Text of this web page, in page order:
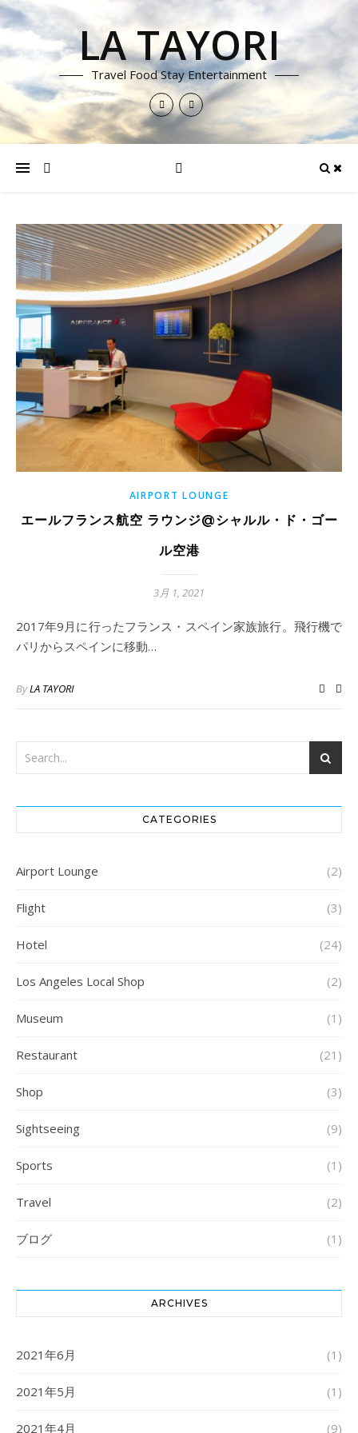
LA TAYORI
Travel Food Stay Entertainment
AIRPORT LOUNGE
エールフランス航空 ラウンジ@シャルル・ド・ゴー
ル空港
3月 1, 2021
2017年9月に行ったフランス・スペイン家族旅行。飛行機で
パリからスペインに移動…
ByLA TAYORI
CATEGORIES
Airport Lounge (2)
Flight (3)
Hotel (24)
Los Angeles Local Shop (2)
Museum (1)
Restaurant (21)
Shop (3)
Sightseeing (9)
Sports (1)
Travel (2)
ブログ (1)
ARCHIVES
2021年6月 (1)
2021年5月 (1)
2021年4月 (9)